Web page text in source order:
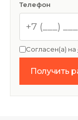
Телефон
Согласен(а) на
Получить